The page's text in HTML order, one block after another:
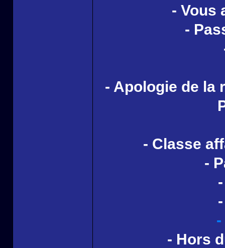
- Vous
-
- Apologie de la
- Classe
-
- Hors